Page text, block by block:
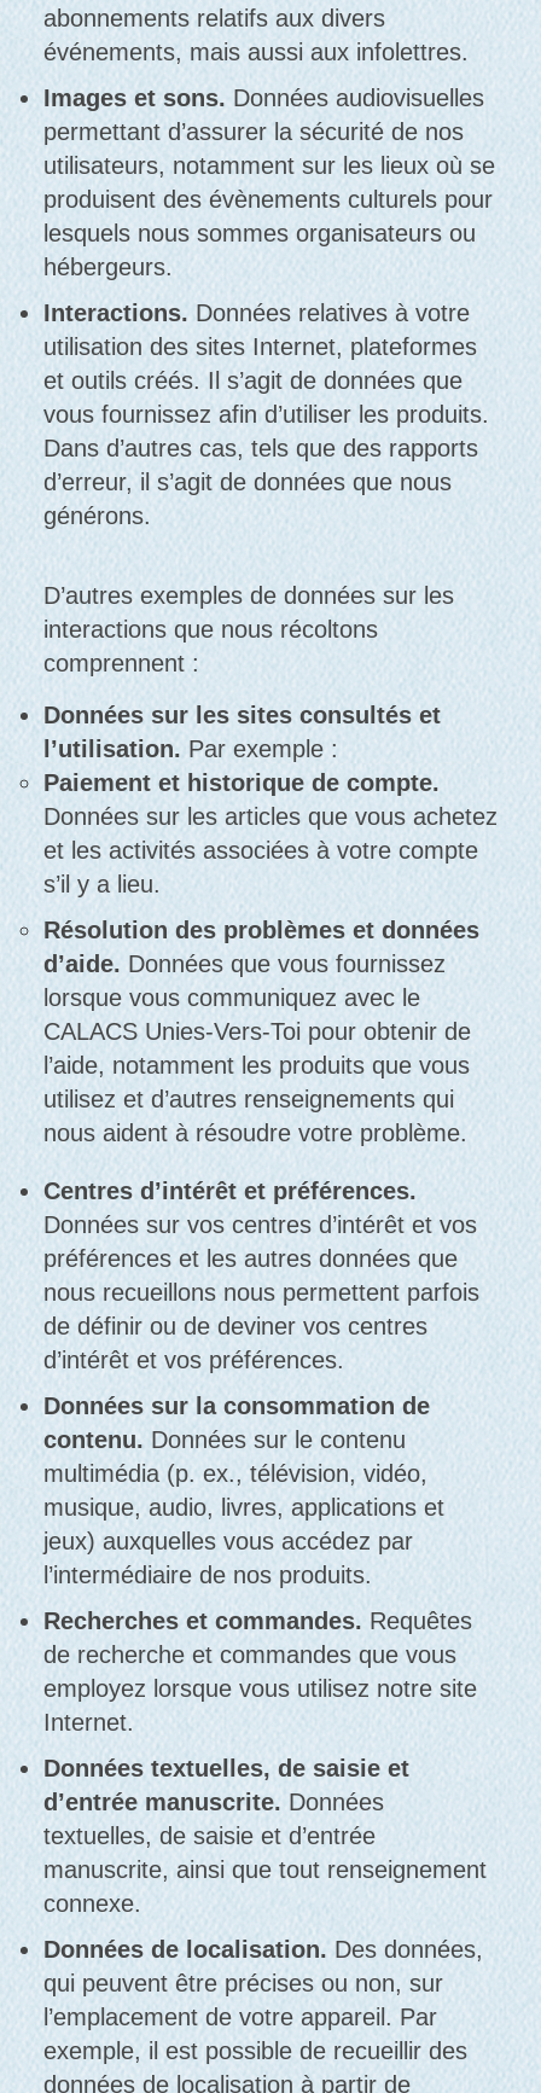
abonnements relatifs aux divers
événements, mais aussi aux infolettres.
Images et sons. Données audiovisuelles
permettant d’assurer la sécurité de nos
utilisateurs, notamment sur les lieux où se
produisent des évènements culturels pour
lesquels nous sommes organisateurs ou
hébergeurs.
Interactions. Données relatives à votre
utilisation des sites Internet, plateformes
et outils créés. Il s’agit de données que
vous fournissez afin d’utiliser les produits.
Dans d’autres cas, tels que des rapports
d’erreur, il s’agit de données que nous
générons.
D’autres exemples de données sur les
interactions que nous récoltons
comprennent :
Données sur les sites consultés et
l’utilisation. Par exemple :
Paiement et historique de compte.
Données sur les articles que vous achetez
et les activités associées à votre compte
s’il y a lieu.
Résolution des problèmes et données
d’aide. Données que vous fournissez
lorsque vous communiquez avec le
CALACS Unies-Vers-Toi pour obtenir de
l’aide, notamment les produits que vous
utilisez et d’autres renseignements qui
nous aident à résoudre votre problème.
Centres d’intérêt et préférences.
Données sur vos centres d’intérêt et vos
préférences et les autres données que
nous recueillons nous permettent parfois
de définir ou de deviner vos centres
d’intérêt et vos préférences.
Données sur la consommation de
contenu. Données sur le contenu
multimédia (p. ex., télévision, vidéo,
musique, audio, livres, applications et
jeux) auxquelles vous accédez par
l’intermédiaire de nos produits.
Recherches et commandes. Requêtes
de recherche et commandes que vous
employez lorsque vous utilisez notre site
Internet.
Données textuelles, de saisie et
d’entrée manuscrite.Données
textuelles, de saisie et d’entrée
manuscrite, ainsi que tout renseignement
connexe.
Données de localisation.Des données,
qui peuvent être précises ou non, sur
l’emplacement de votre appareil. Par
exemple, il est possible de recueillir des
données de localisation à partir de